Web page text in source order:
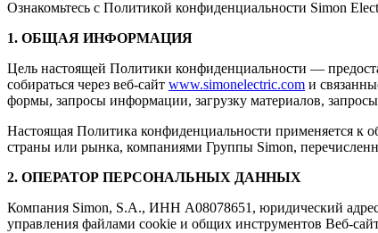
Ознакомьтесь с Политикой конфиденциальности Simon
1. ОБЩАЯ ИНФОРМАЦИЯ
Цель настоящей Политики конфиденциальности —
собираться через веб-сайт www.simonelectric.com и
формы, запросы информации, загрузку материалов,
Настоящая Политика конфиденциальности применяется к
страны или рынка, компаниями Группы Simon,
2. ОПЕРАТОР ПЕРСОНАЛЬНЫХ ДАННЫХ
Компания Simon, S.A., ИНН A08078651, юридический
управления файлами cookie и общих инструментов Веб-